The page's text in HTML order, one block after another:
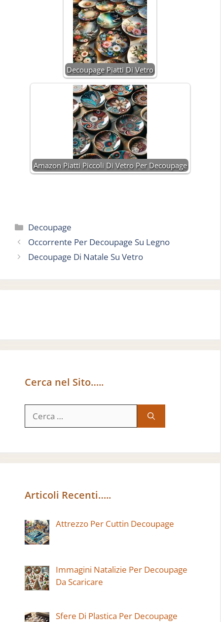
Decoupage Piatti Di Vetro
Amazon Piatti Piccoli Di Vetro Per Decoupage
Categorie
Decoupage
Occorrente Per Decoupage Su Legno
Decoupage Di Natale Su Vetro
Cerca nel Sito…..
per:
Articoli Recenti…..
Attrezzo Per Cuttin Decoupage
Immagini Natalizie Per Decoupage
Da Scaricare
Sfere Di Plastica Per Decoupage